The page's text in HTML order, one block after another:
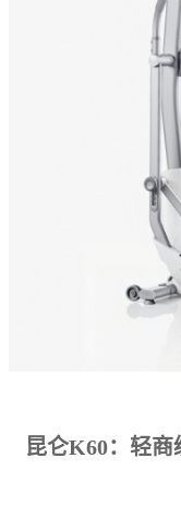
昆仑K60：轻